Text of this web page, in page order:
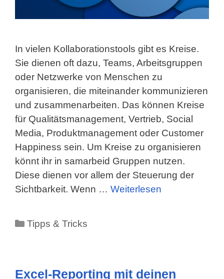
In vielen Kollaborationstools gibt es Kreise.
Sie dienen oft dazu, Teams, Arbeitsgruppen
oder Netzwerke von Menschen zu
organisieren, die miteinander kommunizieren
und zusammenarbeiten. Das können Kreise
für Qualitätsmanagement, Vertrieb, Social
Media, Produktmanagement oder Customer
Happiness sein. Um Kreise zu organisieren
könnt ihr in samarbeid Gruppen nutzen.
Diese dienen vor allem der Steuerung der
Sichtbarkeit. Wenn … Weiterlesen
Kategorien
Tipps & Tricks
Excel-Reporting mit deinen